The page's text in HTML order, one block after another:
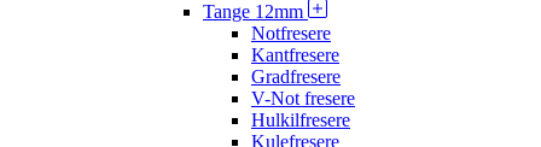
Tange 12mm
Notfresere
Kantfresere
Gradfresere
V-Not fresere
Hulkilfresere
Kulefresere